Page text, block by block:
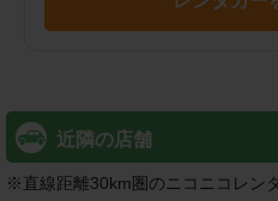
近隣の店舗
※直線距離30km圏のニコニコレン